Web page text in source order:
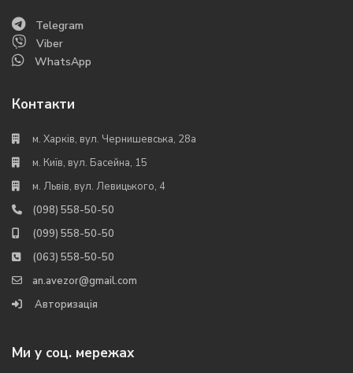
Telegram
Viber
WhatsApp
Контакти
м. Харків, вул. Чернишевська, 28а
м. Київ, вул. Басейна, 15
м. Львів, вул. Левицького, 4
(098) 558-50-50
(099) 558-50-50
(063) 558-50-50
an.avezor@gmail.com
Авторизація
Ми у соц. мережах